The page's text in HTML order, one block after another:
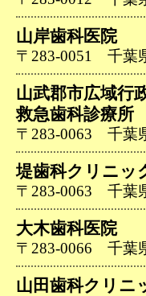
山岸歯科医院
〒283-0051 千葉
山武郡市広域行
救急歯科診療所
〒283-0063 千葉
堤歯科クリニッ
〒283-0063 千葉
大木歯科医院
〒283-0066 千葉
山田歯科クリニ